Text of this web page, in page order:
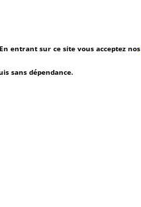
entrant sur ce site vous acceptez nos
sans dépendance.